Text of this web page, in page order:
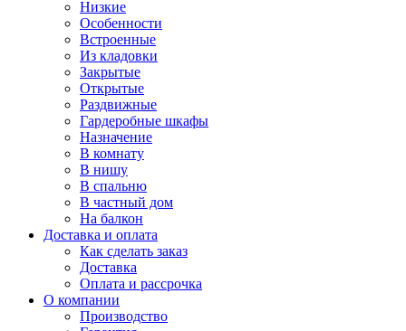
Низкие
Особенности
Встроенные
Из кладовки
Закрытые
Открытые
Раздвижные
Гардеробные шкафы
Назначение
В комнату
В нишу
В спальню
В частный дом
На балкон
Доставка и оплата
Как сделать заказ
Доставка
Оплата и рассрочка
О компании
Производство